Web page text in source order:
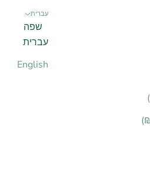
עברית
שפה
עברית
English